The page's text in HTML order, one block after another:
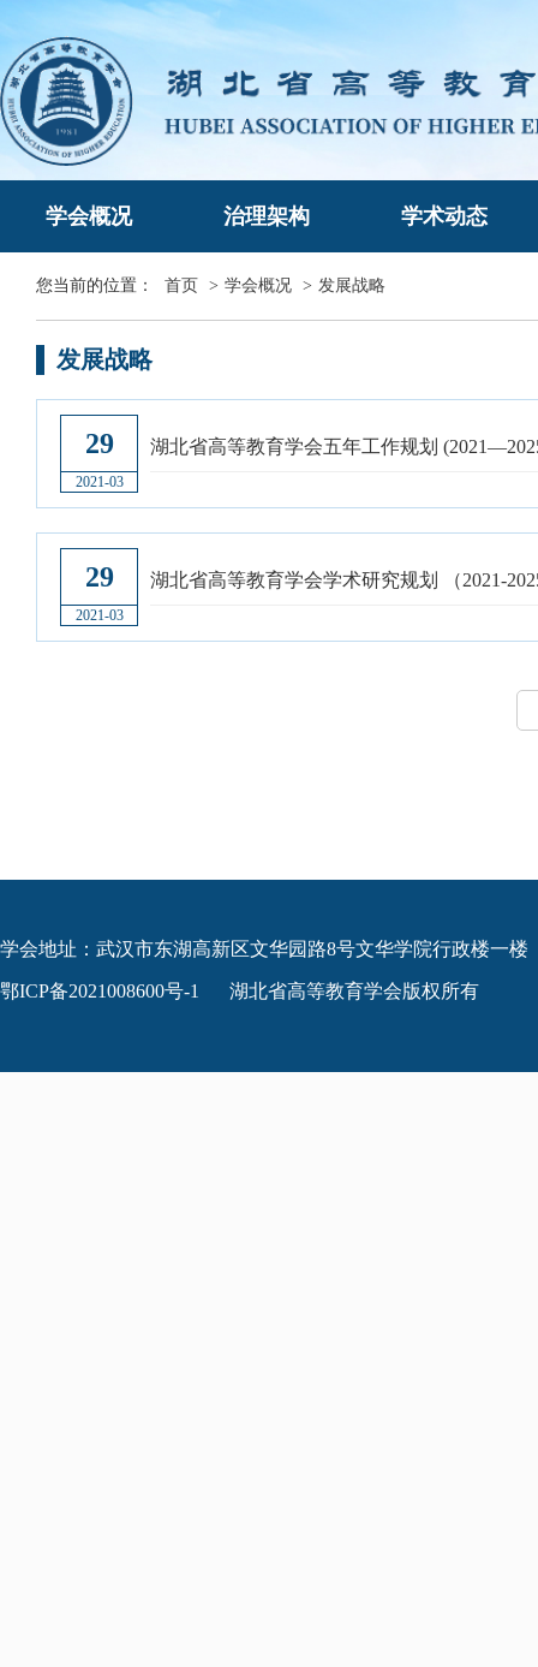
学会概况 治理架构 学术动态
您当前的位置： 首页 > 学会概况 > 发展战略
发展战略
29
2021-03
湖北省高等教育学会五年工作规划
29
2021-03
湖北省高等教育学会学术研究规划 （2021-
学会地址：武汉市东湖高新区文华园路8号文华学院行政楼一楼
鄂ICP备2021008600号-1 湖北省高等教育学会版权所有